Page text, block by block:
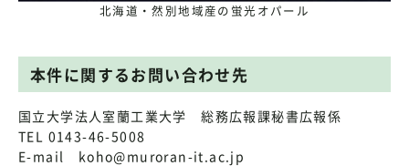
北海道・然別地域産の蛍光オパール
本件に関するお問い合わせ先
国立大学法人室蘭工業大学 総務広報課秘書広報係
TEL 0143-46-5008
E-mail koho@muroran-it.ac.jp